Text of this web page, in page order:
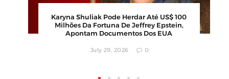
Karyna Shuliak Pode Herdar Até US$ 100
Milhões Da Fortuna De Jeffrey Epstein,
Apontam Documentos Dos EUA
July 29, 2026 0